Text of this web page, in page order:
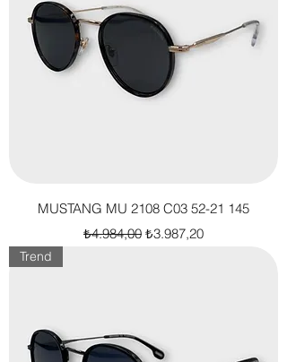
MUSTANG MU 2108 C03 52-21 145
Normal Fiyat
₺4.984,00 İndirimli Fiyat
₺3.987,20
Trend